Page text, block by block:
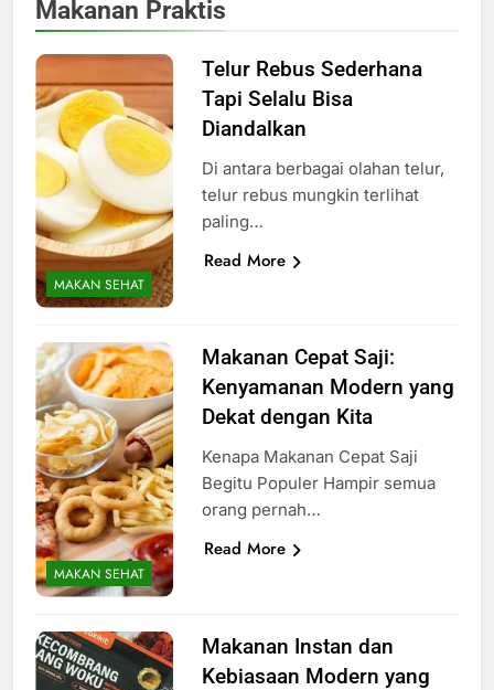
Makanan Praktis
MAKAN SEHAT
Telur Rebus Sederhana
Tapi Selalu Bisa
Diandalkan
Di antara berbagai olahan telur,
telur rebus mungkin terlihat
paling…
Read More
MAKAN SEHAT
Makanan Cepat Saji:
Kenyamanan Modern yang
Dekat dengan Kita
Kenapa Makanan Cepat Saji
Begitu Populer Hampir semua
orang pernah…
Read More
Makanan Instan dan
Kebiasaan Modern yang